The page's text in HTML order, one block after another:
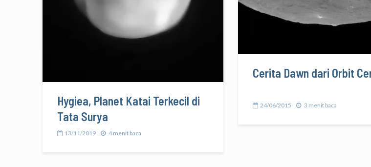
Hygiea, Planet Katai Terkecil di
Tata Surya
13/11/2019 4 menit baca
Cerita Dawn dari Orbit
24/06/2015 3 menit baca